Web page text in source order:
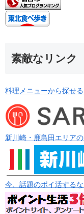
素敵なリンク
料理メニューから探せ
新川崎・鹿島田エリア
今、話題のポイ活するな